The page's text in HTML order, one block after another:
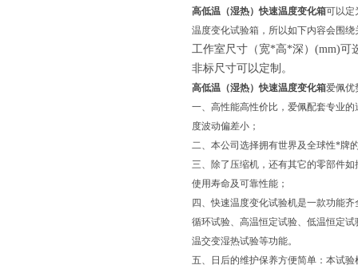
高低温（湿热）快速温度变化箱可以定
温度变化试验箱，所以如下内容会围
工作室尺寸（宽*高*深） (mm)可
非标尺寸可以定制。
高低温（湿热）快速温度变化箱爱佩优
一、高性能高性价比，爱佩配套专业
度波动偏差小；
二、本公司选择拥有世界及全球性*牌
三、除了压缩机，还有其它的零部件
使用寿命及可靠性能；
四、快速温度变化试验机是一款功能
循环试验、高温恒定试验、低温恒定
温交变湿热试验等功能。
五、日后的维护保养方便简单：本试